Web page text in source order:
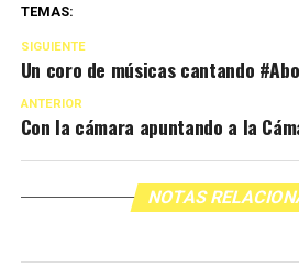
TEMAS:
SIGUIENTE
Un coro de músicas cantando
ANTERIOR
Con la cámara apuntando a la
NOTAS